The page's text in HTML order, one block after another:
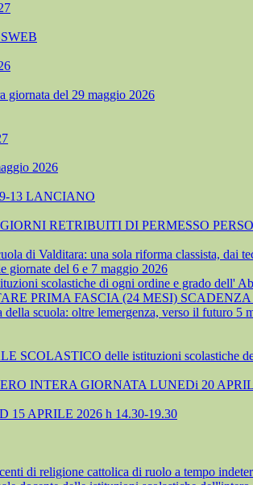
giornata del 29 maggio 2026
2026
13 LANCIANO
RETRIBUITI DI PERMESSO
di Valditara: una sola riforma classista, dai
giornate del 6 e 7 maggio 2026
scolastiche di ogni ordine e grado dell'
PRIMA FASCIA (24 MESI) SCADENZA
scuola: oltre lemergenza, verso il futuro 5
SCOLASTICO delle istituzioni scolastiche
INTERA GIORNATA LUNEDi 20
APRILE 2026 h 14.30-19.30
di religione cattolica di ruolo a tempo